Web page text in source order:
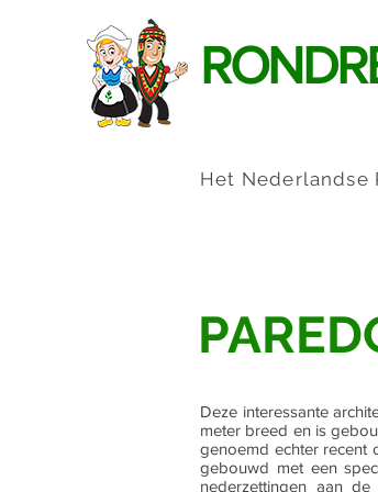
Het Nederlandse
Deze interessante
meter breed en is
genoemd echter recent
gebouwd met een
nederzettingen aan